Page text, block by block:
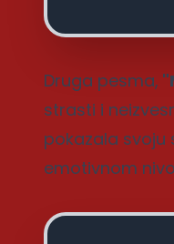
Druga pesma,
strasti i
pokazala
emotivnom